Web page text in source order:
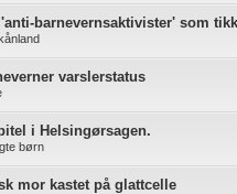
barnevernsaktivister' som
varslerstatus
i Helsingørsagen.
børn
mor kastet på glattcelle